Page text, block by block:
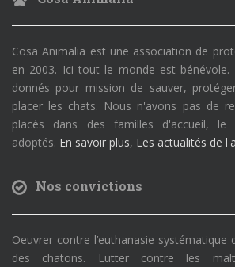
Cosa Animalia est une association de
en 2003. Ici tout le monde est
donnés pour mission de sauver,
placer les chats. Nous n'avons pas de
placés dans des familles d'accueil, le
adoptés. En savoir plus, Les actualités de
Nos convictions
Oeuvrer contre l’euthanasie systématique
des chatons. Lutter contre les